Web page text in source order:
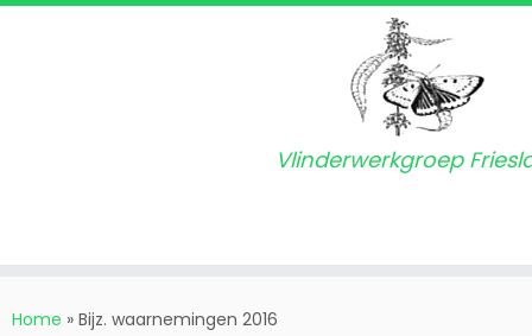
naar
Vlinderwerkgroep
Home » Bijz. waarnemingen 2016